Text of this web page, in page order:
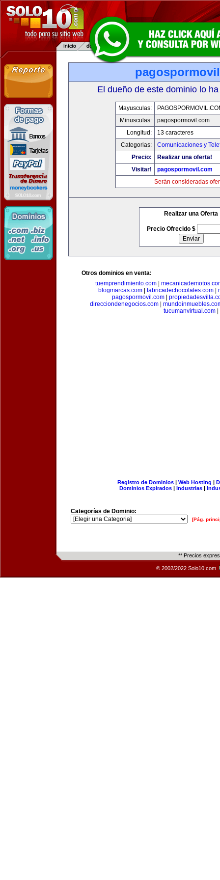
El dueño de este dominio lo
Mayusculas:
Minusculas:
pagospormovil.com
Longitud:
13 caracteres
Categorias:
Comunicaciones y
Precio:
Realizar una oferta!
Visitar!
pagospormovil.com
Serán consideradas
Realizar una Oferta
Precio Ofrecido $
Otros dominios en venta:
tuemprendimiento.com
blogmarcas.com
fabricadechocolates.com
pagospormovil.com
direcciondenegocios.com
tucumanvirtual.com
Registro de Dominios| Web Hosting |
Dominios Expirados | Industrias |
Categorías de Dominio:
[Pág.
** Precios
© 2002/2022 Solo10.com